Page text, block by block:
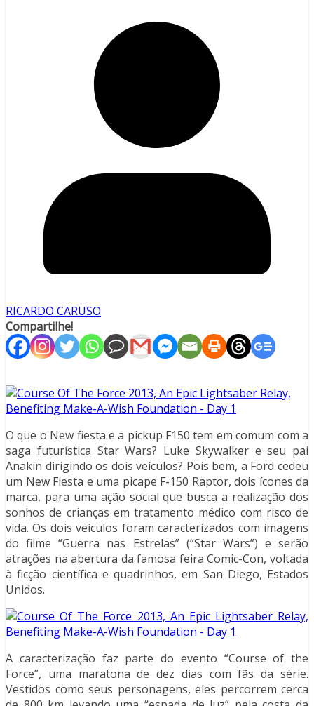
RICARDO CARUSO
Compartilhe!
O que o New fiesta e a pickup F150 tem em comum com a
saga futurística Star Wars? Luke Skywalker e seu pai
Anakin dirigindo os dois veículos? Pois bem, a Ford cedeu
um New Fiesta e uma picape F-150 Raptor, dois ícones da
marca, para uma ação social que busca a realização dos
sonhos de crianças em tratamento médico com risco de
vida. Os dois veículos foram caracterizados com imagens
do filme “Guerra nas Estrelas” (“Star Wars”) e serão
atrações na abertura da famosa feira Comic-Con, voltada
à ficção científica e quadrinhos, em San Diego, Estados
Unidos.
A caracterização faz parte do evento “Course of the
Force”, uma maratona de dez dias com fãs da série.
Vestidos como seus personagens, eles percorrem cerca